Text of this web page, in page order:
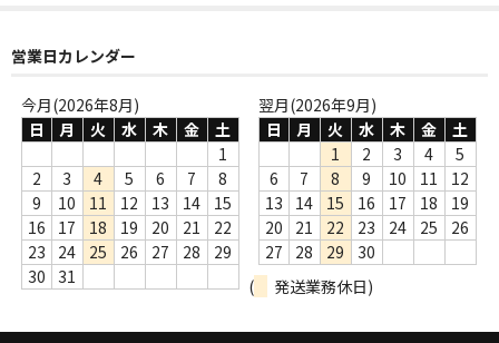
Webのみ no.2
Webのみ no.3
Webのみ no.4
売り切れ
営業日カレンダー
今月(2026年8月)
日
月 火 水 木 金
土
1
2
3 4 5 6 7
8
9
10 11 12 13 14
15
16
17 18 19 20 21
22
23
24 25 26 27 28
29
30
31
翌月(2026年9月)
日
月 火 水 木 金
土
1
2 3 4
5
6
7 8 9 10 11
12
13
14 15 16 17 18
19
20
21 22 23 24 25
26
27
28 29
30
(
発送業務休日)